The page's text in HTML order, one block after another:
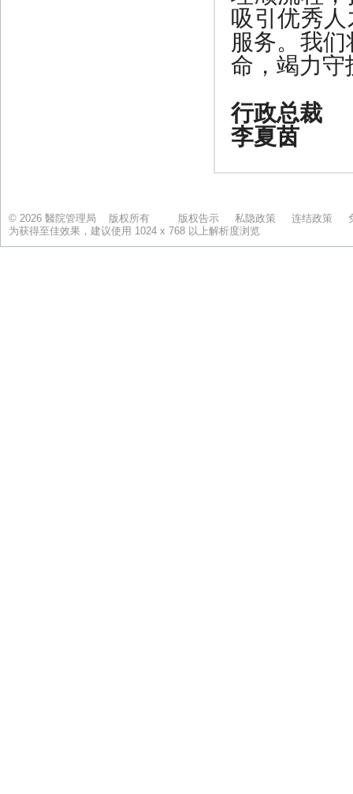
© 2026 醫院管理局 版权所有 版权告示 私隐政策 连结政策
为获得至佳效果，建议使用 1024 x 768 以上解析度浏览